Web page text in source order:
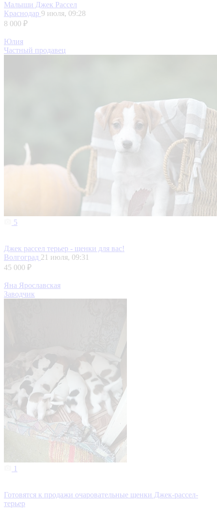
Малыши Джек Рассел
Краснодар 9 июля, 09:28
8 000 ₽
Юлия
Частный продавец
5
Джек рассел терьер - щенки для вас!
Волгоград 21 июля, 09:31
45 000 ₽
Яна Ярославская
Заводчик
1
Готовятся к продажи очаровательные щенки Джек-рассел-
терьер